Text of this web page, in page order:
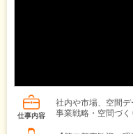
仕事内容
社内や市場、空間
事業戦略・空間づく